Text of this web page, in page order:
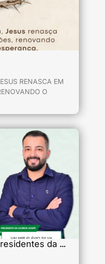
RENASCA EM
O
Eleitos os novos presidentes da Cacinor Mulher e da Cacinor Jovem